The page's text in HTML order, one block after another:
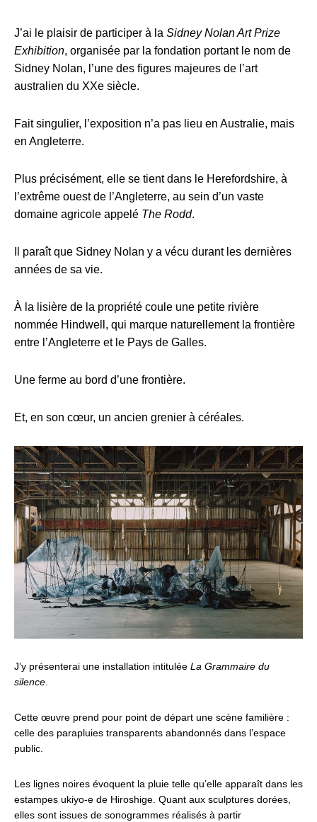
J’ai le plaisir de participer à la Sidney Nolan Art Prize
Exhibition, organisée par la fondation portant le nom de
Sidney Nolan, l’une des figures majeures de l’art
australien du XXe siècle.
Fait singulier, l’exposition n’a pas lieu en Australie, mais
en Angleterre.
Plus précisément, elle se tient dans le Herefordshire, à
l’extrême ouest de l’Angleterre, au sein d’un vaste
domaine agricole appelé The Rodd.
Il paraît que Sidney Nolan y a vécu durant les dernières
années de sa vie.
À la lisière de la propriété coule une petite rivière
nommée Hindwell, qui marque naturellement la frontière
entre l’Angleterre et le Pays de Galles.
Une ferme au bord d’une frontière.
Et, en son cœur, un ancien grenier à céréales.
J’y présenterai une installation intitulée La Grammaire du
silence
Cette œuvre prend pour point de départ une scène familière :
celle des parapluies transparents abandonnés dans l’espace
public.
Les lignes noires évoquent la pluie telle qu’elle apparaît dans les
estampes ukiyo-e de Hiroshige. Quant aux sculptures dorées,
elles sont issues de sonogrammes réalisés à partir